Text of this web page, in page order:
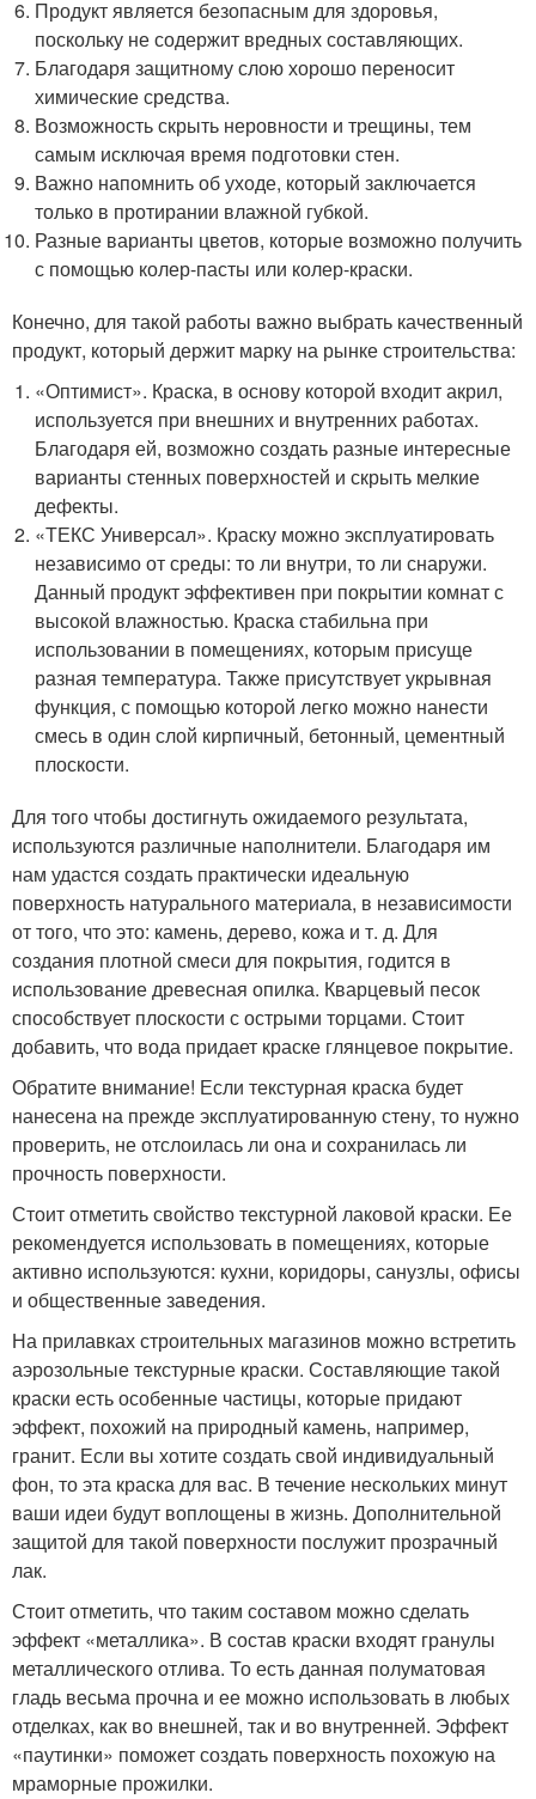
Продукт является безопасным для здоровья,
поскольку не содержит вредных составляющих.
Благодаря защитному слою хорошо переносит
химические средства.
Возможность скрыть неровности и трещины, тем
самым исключая время подготовки стен.
Важно напомнить об уходе, который заключается
только в протирании влажной губкой.
Разные варианты цветов, которые возможно получить
с помощью колер-пасты или колер-краски.
Конечно, для такой работы важно выбрать качественный
продукт, который держит марку на рынке строительства:
«Оптимист». Краска, в основу которой входит акрил,
используется при внешних и внутренних работах.
Благодаря ей, возможно создать разные интересные
варианты стенных поверхностей и скрыть мелкие
дефекты.
«ТЕКС Универсал». Краску можно эксплуатировать
независимо от среды: то ли внутри, то ли снаружи.
Данный продукт эффективен при покрытии комнат с
высокой влажностью. Краска стабильна при
использовании в помещениях, которым присуще
разная температура. Также присутствует укрывная
функция, с помощью которой легко можно нанести
смесь в один слой кирпичный, бетонный, цементный
плоскости.
Для того чтобы достигнуть ожидаемого результата,
используются различные наполнители. Благодаря им
нам удастся создать практически идеальную
поверхность натурального материала, в независимости
от того, что это: камень, дерево, кожа и т. д. Для
создания плотной смеси для покрытия, годится в
использование древесная опилка. Кварцевый песок
способствует плоскости с острыми торцами. Стоит
добавить, что вода придает краске глянцевое покрытие.
Обратите внимание! Если текстурная краска будет
нанесена на прежде эксплуатированную стену, то нужно
проверить, не отслоилась ли она и сохранилась ли
прочность поверхности.
Стоит отметить свойство текстурной лаковой краски. Ее
рекомендуется использовать в помещениях, которые
активно используются: кухни, коридоры, санузлы, офисы
и общественные заведения.
На прилавках строительных магазинов можно встретить
аэрозольные текстурные краски. Составляющие такой
краски есть особенные частицы, которые придают
эффект, похожий на природный камень, например,
гранит. Если вы хотите создать свой индивидуальный
фон, то эта краска для вас. В течение нескольких минут
ваши идеи будут воплощены в жизнь. Дополнительной
защитой для такой поверхности послужит прозрачный
лак.
Стоит отметить, что таким составом можно сделать
эффект «металлика». В состав краски входят гранулы
металлического отлива. То есть данная полуматовая
гладь весьма прочна и ее можно использовать в любых
отделках, как во внешней, так и во внутренней. Эффект
«паутинки» поможет создать поверхность похожую на
мраморные прожилки.